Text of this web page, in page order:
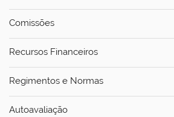
Comissões
Recursos Financeiros
Regimentos e Normas
Autoavaliação